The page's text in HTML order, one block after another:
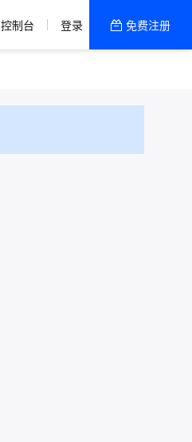
控制台 登录 免费注册